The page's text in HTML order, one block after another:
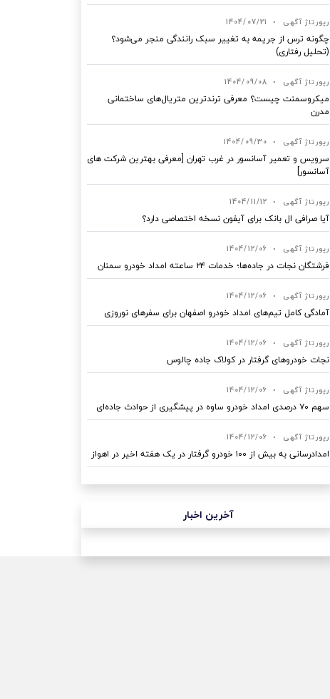
رپورتاژ آگهی •
1404/07/21
چگونه ترس از جریمه به تغییر سبک رانندگی منجر می‌شود؟
(تحلیل رفتاری)
رپورتاژ آگهی •
1404/09/08
میکروسمنت چیست؟ معرفی ترندترین متریال‌های ساختمانی
مدرن
رپورتاژ آگهی •
1404/09/30
سرویس و تعمیر آسانسور در غرب تهران [معرفی بهترین شرکت های
آسانسور]
رپورتاژ آگهی •
1404/11/12
آیا صرافی ال بانک برای آیفون نسخه اختصاصی دارد؟
رپورتاژ آگهی •
1404/12/06
فرشتگان نجات در جاده‌ها؛ خدمات ۲۴ ساعته امداد خودرو سمنان
رپورتاژ آگهی •
1404/12/06
آمادگی کامل تیم‌های امداد خودرو اصفهان برای سفرهای نوروزی
رپورتاژ آگهی •
1404/12/06
نجات خودروهای گرفتار در کولاک جاده چالوس
رپورتاژ آگهی •
1404/12/06
سهم ۷۰ درصدی امداد خودرو ساوه در پیشگیری از حوادث جاده‌ای
رپورتاژ آگهی •
1404/12/06
امدادرسانی به بیش از ۱۰۰ خودرو گرفتار در یک هفته اخیر در اهواز
آخرین اخبار